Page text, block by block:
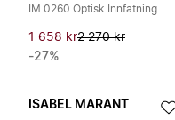
IM 0260 Optisk Innfatning
1 658 kr2 270 kr
-27%
ISABEL MARANT